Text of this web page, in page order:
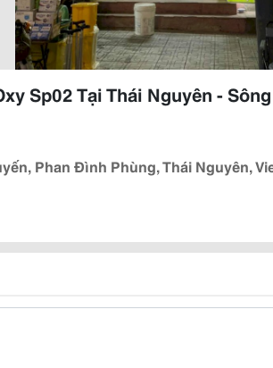
Sp02 Tại Thái Nguyên -
Phan Đình Phùng, Thái Nguyên,